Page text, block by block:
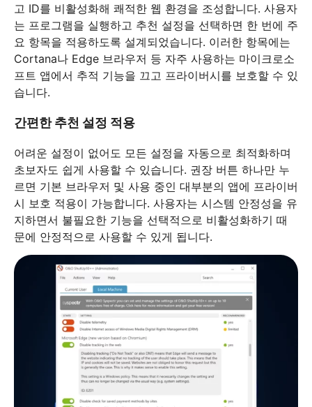
고 ID를 비활성화해 쾌적한 웹 환경을 조성합니다. 사용자
는 프로그램을 실행하고 추천 설정을 선택하면 한 번에 주
요 항목을 적용하도록 설계되었습니다. 이러한 항목에는
Cortana나 Edge 브라우저 등 자주 사용하는 마이크로소
프트 앱에서 추적 기능을 끄고 프라이버시를 보호할 수 있
습니다.
간편한 추천 설정 적용
어려운 설정이 없어도 모든 설정을 자동으로 최적화하며
초보자도 쉽게 사용할 수 있습니다. 권장 버튼 하나만 누
르면 기본 브라우저 및 사용 중인 대부분의 앱에 프라이버
시 보호 적용이 가능합니다. 사용자는 시스템 안정성을 유
지하면서 불필요한 기능을 선택적으로 비활성화하기 때
문에 안정적으로 사용할 수 있게 됩니다.